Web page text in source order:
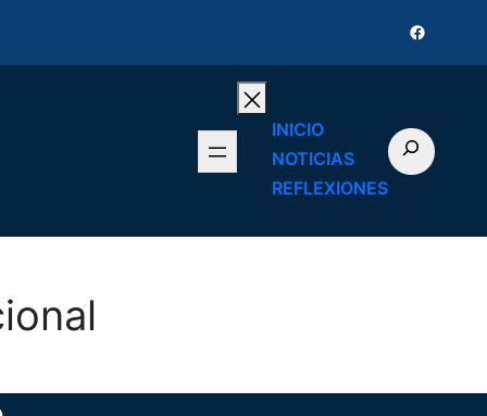
INICIO
NOTICIAS
REFLEXIONES